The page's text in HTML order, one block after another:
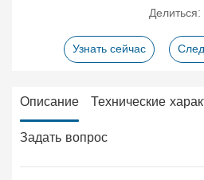
Делиться:
Узнать сейчас
Описание Технические
Задать вопрос